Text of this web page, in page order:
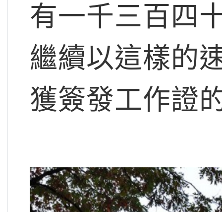
有一千三百四
繼續以這樣的
獲簽發工作證